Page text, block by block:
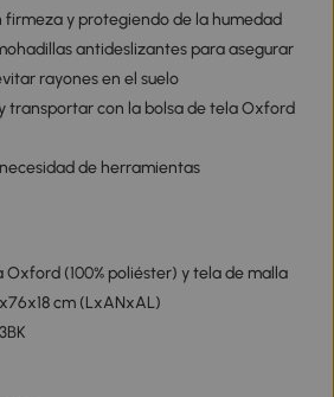
y protegiendo de la humedad
antideslizantes para asegurar
rayones en el suelo
transportar con la bolsa de tela Oxford
de herramientas
(100% poliéster) y tela de malla
cm (LxANxAL)